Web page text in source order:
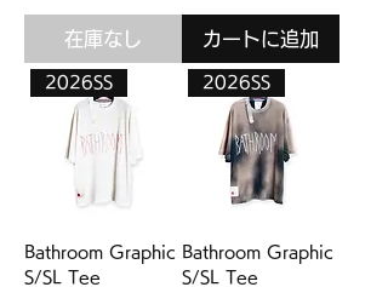
在庫なし カートに追加
2026SS
Bathroom Graphic
S/SL Tee
2026SS
Bathroom Graphic
S/SL Tee